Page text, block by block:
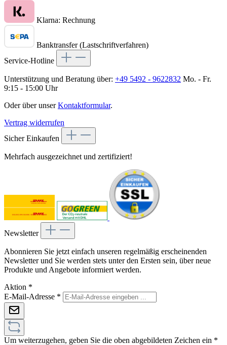
Klarna: Rechnung
Banktransfer (Lastschriftverfahren)
Service-Hotline
Unterstützung und Beratung über: +49 5492 - 9622832 Mo. - Fr.
9:15 - 15:00 Uhr
Oder über unserKontaktformular.
Vertrag widerrufen
Sicher Einkaufen
Mehrfach ausgezeichnet und zertifiziert!
Newsletter
Abonnieren Sie jetzt einfach unseren regelmäßig erscheinenden
Newsletter und Sie werden stets unter den Ersten sein, über neue
Produkte und Angebote informiert werden.
Aktion *
E-Mail-Adresse *
Um weiterzugehen, geben Sie die oben abgebildeten Zeichen ein *